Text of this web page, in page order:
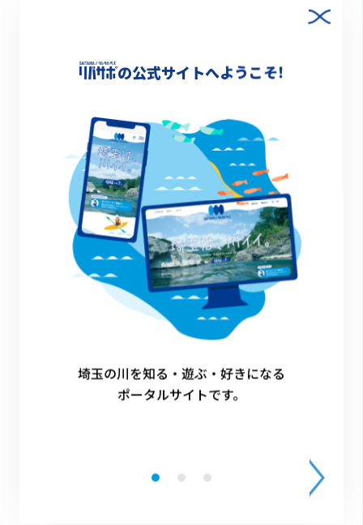
川に近い飲食店と組んでピクニックサービ
スを提供し来客を増やしたい。
一覧に戻る
の公式サイトへようこそ!
埼玉の川を知る・遊ぶ・好きになる
ポータルサイトです。